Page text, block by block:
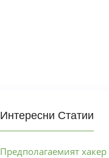
Интересни Статии
Предполагаемият хакер